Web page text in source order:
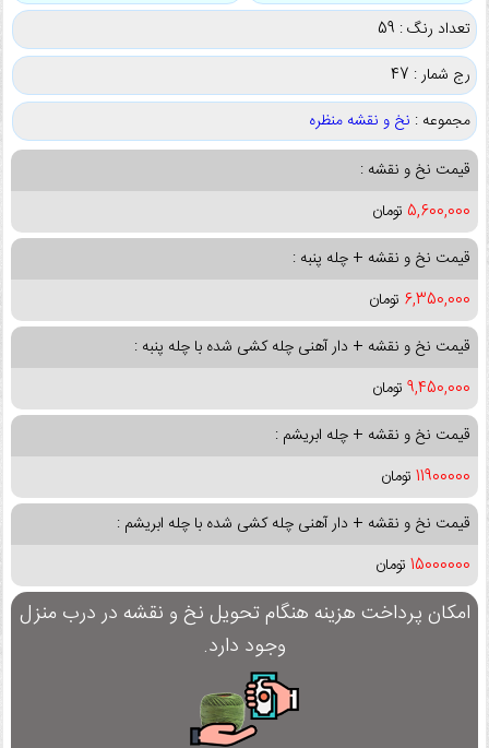
تعداد رنگ : 59
رج شمار : 47
مجموعه : نخ و نقشه منظره
قیمت نخ و نقشه :
5,600,000 تومان
قیمت نخ و نقشه + چله پنبه :
6,350,000 تومان
قیمت نخ و نقشه + دار آهنی چله کشی شده با چله پنبه :
9,450,000 تومان
قیمت نخ و نقشه + چله ابریشم :
11900000 تومان
قیمت نخ و نقشه + دار آهنی چله کشی شده با چله ابریشم :
15000000 تومان
امکان پرداخت هزینه هنگام تحویل نخ و نقشه در درب منزل
وجود دارد.